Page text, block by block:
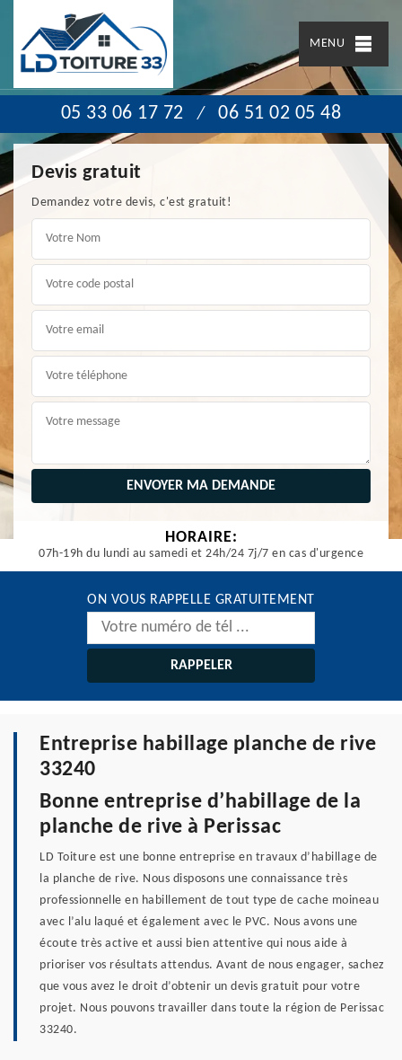
MENU
05 33 06 17 72 / 06 51 02 05 48
Devis gratuit
Demandez votre devis, c'est gratuit!
HORAIRE:
07h-19h du lundi au samedi et 24h/24 7j/7 en cas d'urgence
ON VOUS RAPPELLE GRATUITEMENT
Entreprise habillage planche de rive
33240
Bonne entreprise d’habillage de la
planche de rive à Perissac
LD Toiture est une bonne entreprise en travaux d’habillage de
la planche de rive. Nous disposons une connaissance très
professionnelle en habillement de tout type de cache moineau
avec l’alu laqué et également avec le PVC. Nous avons une
écoute très active et aussi bien attentive qui nous aide à
prioriser vos résultats attendus. Avant de nous engager, sachez
que vous avez le droit d’obtenir un devis gratuit pour votre
projet. Nous pouvons travailler dans toute la région de Perissac
33240.